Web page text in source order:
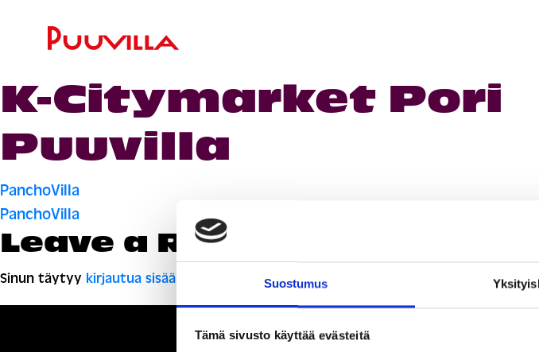
Suostumus
Tämä sivusto käyttää evästeitä
K-Citymarket Pori
Puuvilla
Artikkelien
selaus
PanchoVilla
PanchoVilla
Leave a Reply
Sinun täytyy kirjautua sisään kommentoidaksesi.